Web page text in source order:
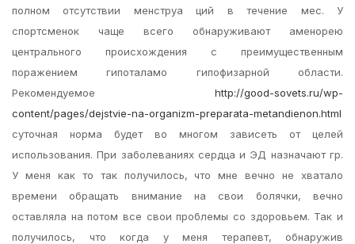
полном отсутствии менструа ций в течение мес. У
спортсменок чаще всего обнаруживают аменорею
центрального происхождения с преимущественным
поражением гипоталамо гипофизарной области.
Рекомендуемое http://good-sovets.ru/wp-
content/pages/dejstvie-na-organizm-preparata-metandienon.html
суточная норма будет во многом зависеть от целей
использования. При заболеваниях сердца и ЭД назначают гр.
У меня как то так получилось, что мне вечно не хватало
времени обращать внимание на свои болячки, вечно
оставляла на потом все свои проблемы со здоровьем. Так и
получилось, что когда у меня терапевт, обнаружив